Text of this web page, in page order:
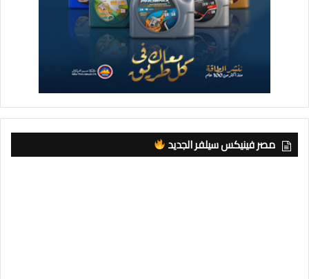
مصر فينيكس سيلفر الجديد